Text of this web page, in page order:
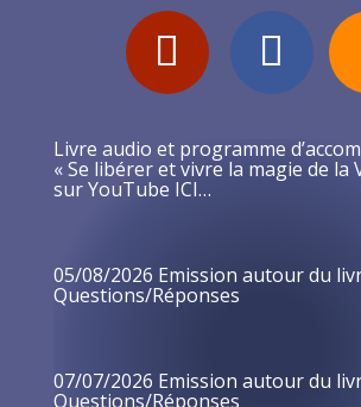
Livre audio et programme
« Se libérer et vivre la magie de la
sur YouTube ICI…
05/08/2026 Emission autour du
Questions/Réponses
07/07/2026 Emission autour du
Questions/Réponses